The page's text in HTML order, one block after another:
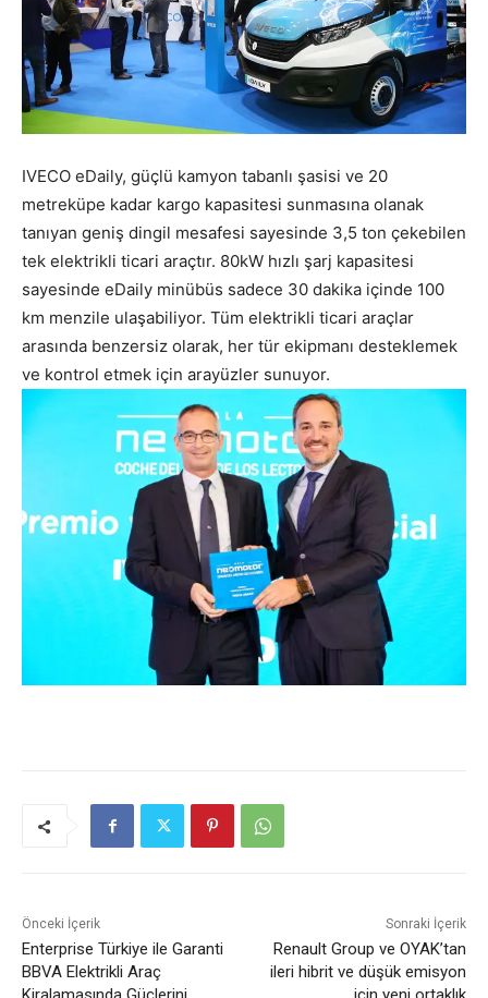
IVECO eDaily, güçlü kamyon tabanlı şasisi ve 20
metreküpe kadar kargo kapasitesi sunmasına olanak
tanıyan geniş dingil mesafesi sayesinde 3,5 ton çekebilen
tek elektrikli ticari araçtır. 80kW hızlı şarj kapasitesi
sayesinde eDaily minübüs sadece 30 dakika içinde 100
km menzile ulaşabiliyor. Tüm elektrikli ticari araçlar
arasında benzersiz olarak, her tür ekipmanı desteklemek
ve kontrol etmek için arayüzler sunuyor.
Önceki İçerik
Enterprise Türkiye ile Garanti
BBVA Elektrikli Araç
Sonraki İçerik
Renault Group ve OYAK’tan
ileri hibrit ve düşük emisyon